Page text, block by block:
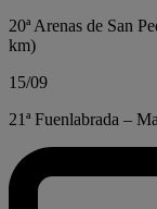
20ª Arenas de San
km)
15/09
21ª Fuenlabrada –